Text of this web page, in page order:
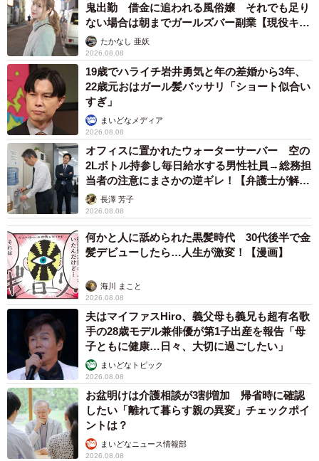
鬼出勤 借金に追われる風俗嬢 それでも足り
ない場合は朝までガールズバー副業【現役キャ
ストに取材】
たかなし 亜妖
2026.08.08
19歳でハライチ岩井勇気と年の差婚から3年、
22歳元おはガール髪バッサリ「ショート似合い
すぎ」
まいどなメディア
2026.08.08
オフィスに置かれたウォーターサーバー 空の
2Lボトル持参し毎日給水する男性社員→総務担
当者の注意にまさかの逆ギレ！【弁護士が解
説】長澤 芳子
2026.08.08
何かと人に舐められた黒髪時代 30代後半で金
髪デビューしたら…人生が激変！【漫画】
海川 まこと
2026.08.08
夫はマイファスHiro、義父母も義兄も超有名歌
手の28歳モデル兼俳優が第1子出産を報告「母
子ともに健康…日々、大切に過ごしたい」
まいどなトピック
2026.08.08
お盆明けは介護相談が3割増加 帰省時に確認
したい「離れて暮らす親の異変」チェックポイ
ントは？
まいどなニュース情報部
2026.08.08